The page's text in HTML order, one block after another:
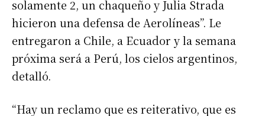
solamente 2, un chaqueño y Julia Strada
hicieron una defensa de Aerolíneas”. Le
entregaron a Chile, a Ecuador y la semana
próxima será a Perú, los cielos argentinos,
detalló.
“Hay un reclamo que es reiterativo, que es